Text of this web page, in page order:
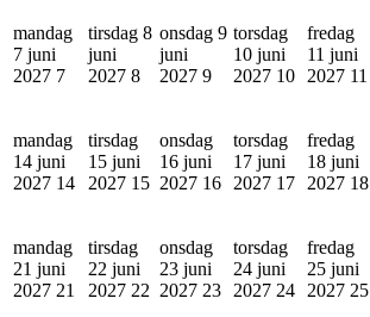
mandag
7 juni
2027 7
tirsdag 8
juni
2027 8
onsdag 9
juni
2027 9
torsdag
10 juni
2027 10
fredag
11 juni
2027 11
mandag
14 juni
2027 14
tirsdag
15 juni
2027 15
onsdag
16 juni
2027 16
torsdag
17 juni
2027 17
fredag
18 juni
2027 18
mandag
21 juni
2027 21
tirsdag
22 juni
2027 22
onsdag
23 juni
2027 23
torsdag
24 juni
2027 24
fredag
25 juni
2027 25